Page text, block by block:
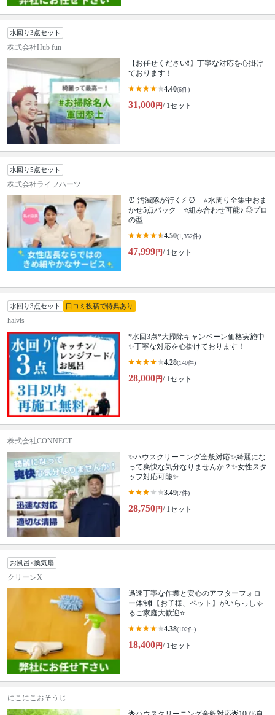
水回り3点セット
株式会社Hub fun
【お任せください❗️】丁寧な対応を心掛け
ております！
4.40(6件)
31,000円/ 1セット
水回り5点セット
株式会社ライフハーツ
⏰ 汚滅隊が行く⚡ ⏰ ⭐水周り全集中おま
かせ5点パック ⭐組み合わせ可能♪ ◎プロ
の型
4.50(1,352件)
47,999円/ 1セット
水回り3点セット 口コミ投稿で特典あり
halvis
*水回3点*大掃除キャンペーン価格実施中
✨丁寧な対応を心掛けております！
4.28(140件)
28,000円/ 1セット
株式会社CONNECT
✨ハウスクリーニング全般対応✨綺麗にな
って爽快な気分なりませんか？✨女性スタ
ッフ対応可能✨
3.49(7件)
28,750円/ 1セット
お風呂×換気扇
クリーンX
迅速丁寧な作業と安心のアフターフォロ
ー体制❗️【お子様、ペット】がいらっしゃ
るご家庭大歓迎⭐️
4.38(102件)
18,400円/ 1セット
にこにこおそうじ